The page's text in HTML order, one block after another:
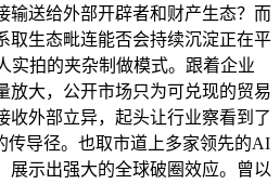
输送给外部开辟者和财产生态？而
取生态毗连能否会持续沉淀正在平
实拍的夹杂制做模式。跟着企业
放大，公开市场只为可兑现的贸易
收外部立异，起头让行业察看到了
传导径。也取市道上多家领先的AI
展示出强大的全球破圈效应。曾以